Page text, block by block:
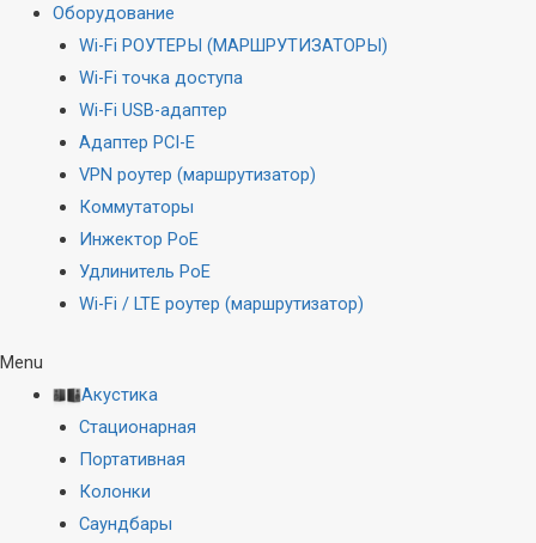
Оборудование
Wi-Fi РОУТЕРЫ (МАРШРУТИЗАТОРЫ)
Wi-Fi точка доступа
Wi-Fi USB-адаптер
Адаптер PCI-E
VPN роутер (маршрутизатор)
Коммутаторы
Инжектор PoE
Удлинитель PoE
Wi-Fi / LTE роутер (маршрутизатор)
Menu
Акустика
Стационарная
Портативная
Колонки
Саундбары